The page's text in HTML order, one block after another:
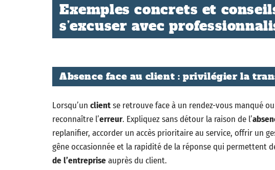
Exemples concrets et
s’excuser avec
Absence face au client : privilégier la
Lorsqu’un clientse retrouve face à un rendez-vous manqué
reconnaître l’erreur. Expliquez sans détour la raison de l’
replanifier, accorder un accès prioritaire au service, offrir un
gêne occasionnée et la rapidité de la réponse qui permettent
de l’entrepriseauprès du client.